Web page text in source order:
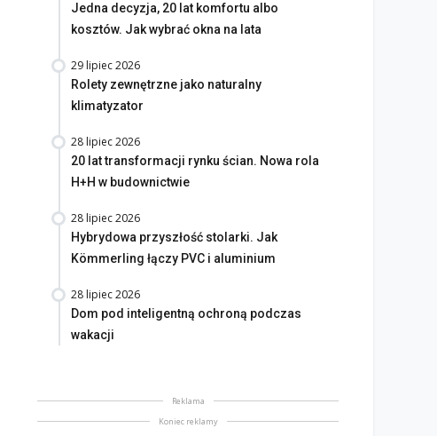
Jedna decyzja, 20 lat komfortu albo
kosztów. Jak wybrać okna na lata
29 lipiec 2026
Rolety zewnętrzne jako naturalny
klimatyzator
28 lipiec 2026
20 lat transformacji rynku ścian. Nowa rola
H+H w budownictwie
28 lipiec 2026
Hybrydowa przyszłość stolarki. Jak
Kömmerling łączy PVC i aluminium
28 lipiec 2026
Dom pod inteligentną ochroną podczas
wakacji
Reklama
Koniec reklamy